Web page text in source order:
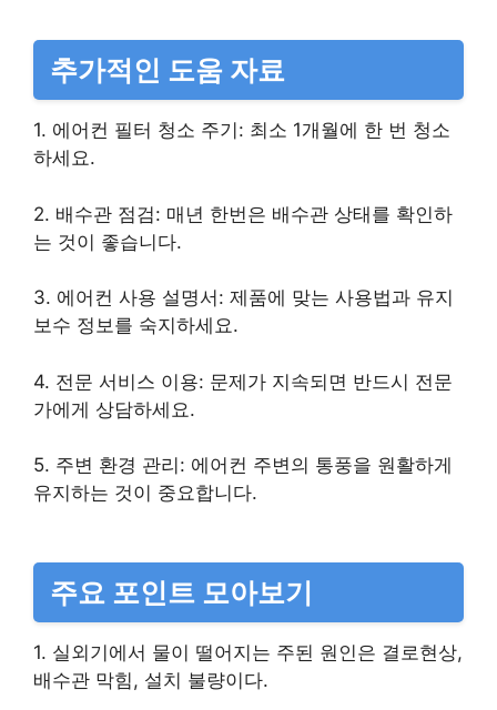
추가적인 도움 자료
1. 에어컨 필터 청소 주기: 최소 1개월에 한 번 청소
하세요.
2. 배수관 점검: 매년 한번은 배수관 상태를 확인하
는 것이 좋습니다.
3. 에어컨 사용 설명서: 제품에 맞는 사용법과 유지
보수 정보를 숙지하세요.
4. 전문 서비스 이용: 문제가 지속되면 반드시 전문
가에게 상담하세요.
5. 주변 환경 관리: 에어컨 주변의 통풍을 원활하게
유지하는 것이 중요합니다.
주요 포인트 모아보기
1. 실외기에서 물이 떨어지는 주된 원인은 결로현상,
배수관 막힘, 설치 불량이다.